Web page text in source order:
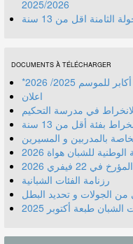
2025/2026
الثامنة اقل من 13 سنة
DOCUMENTS À TÉLÉCHARGER
2025/ 2026
اعلان
في مدرسة التحكيم
بفئة أقل من 13 سنة
بالمدربين و المسيرين
رزنامة الفئات الشبانية
من الجولات و تحديد البطل
طبعة أكتوبر 2025